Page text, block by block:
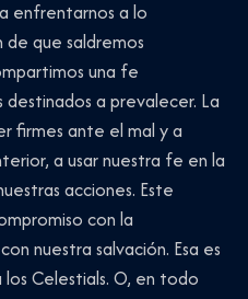
enfrentarnos a lo
que saldremos
una fe
a prevalecer. La
firmes ante el mal y a
a usar nuestra fe en la
acciones. Este
con la
nuestra salvación. Esa es
Celestials. O, en todo